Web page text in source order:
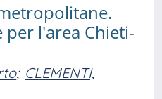
l'area Chieti-
; CLEMENTI,